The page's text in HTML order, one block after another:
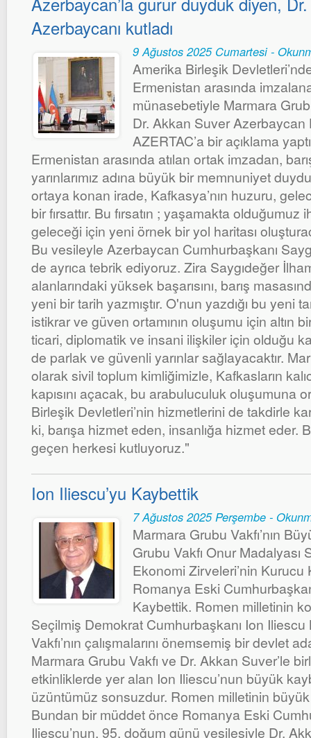
Azerbaycanı kutladı
9 Ağustos 2025 Cumartesi -
Amerika Birleşik
Ermenistan arasında
münasebetiyle Marmara
Dr. Akkan Suver Azerbaycan
AZERTAC’a bir açıklama
Ermenistan arasında atılan ortak imzadan,
yarınlarımız adına büyük bir memnuniyet
ortaya konan irade, Kafkasya’nın huzuru,
bir fırsattır. Bu fırsatın ; yaşamakta olduğumuz
geleceği için yeni örnek bir yol haritası
Bu vesileyle Azerbaycan Cumhurbaşkanı
de ayrıca tebrik ediyoruz. Zira Saygıdeğer
alanlarındaki yüksek başarısını, barış
yeni bir tarih yazmıştır. O'nun yazdığı bu yeni
istikrar ve güven ortamının oluşumu için altın bir
ticari, diplomatik ve insani ilişkiler için olduğu
de parlak ve güvenli yarınlar sağlayacaktır.
olarak sivil toplum kimliğimizle, Kafkasların
kapısını açacak, bu arabuluculuk oluşumuna
Birleşik Devletleri’nin hizmetlerini de takdirle
ki, barışa hizmet eden, insanlığa hizmet eder.
geçen herkesi kutluyoruz."
Ion Iliescu’yu Kaybettik
7 Ağustos 2025 Perşembe -
Marmara Grubu Vakfı’nın
Grubu Vakfı Onur Madalyası
Ekonomi Zirveleri’nin Kurucu
Romanya Eski
Kaybettik. Romen milletinin
Seçilmiş Demokrat Cumhurbaşkanı Ion
Vakfı’nın çalışmalarını önemsemiş bir devlet
Marmara Grubu Vakfı ve Dr. Akkan Suver’le
etkinliklerde yer alan Ion Iliescu’nun büyük
üzüntümüz sonsuzdur. Romen milletinin büyük
Bundan bir müddet önce Romanya Eski
Iliescu’nun, 95. doğum günü vesilesiyle Dr.